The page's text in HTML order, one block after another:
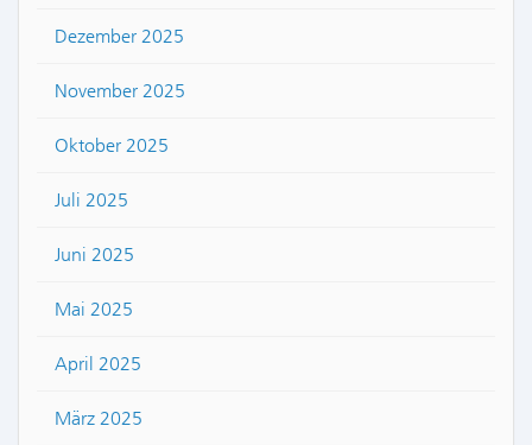
Dezember 2025
November 2025
Oktober 2025
Juli 2025
Juni 2025
Mai 2025
April 2025
März 2025